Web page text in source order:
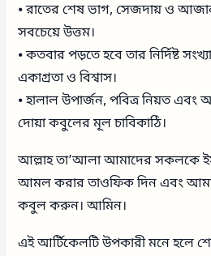
⦁ রাতের শেষ ভাগ, সেজদায় ও
সবচেয়ে উত্তম।
⦁ কতবার পড়তে হবে তার নির্দিষ্ট
একাগ্রতা ও বিশ্বাস।
⦁ হালাল উপার্জন, পবিত্র নিয়ত এবং
দোয়া কবুলের মূল চাবিকাঠি।
আল্লাহ তা’আলা আমাদের সকলকে
আমল করার তাওফিক দিন এবং
কবুল করুন। আমিন।
এই আর্টিকেলটি উপকারী মনে হলে